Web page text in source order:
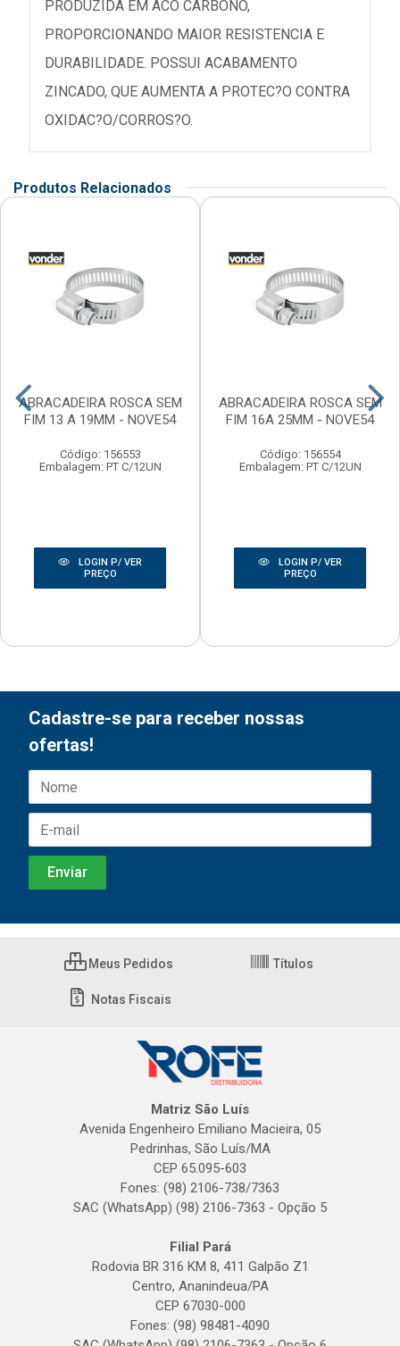
PRODUZIDA EM ACO CARBONO,
PROPORCIONANDO MAIOR RESISTENCIA E
DURABILIDADE. POSSUI ACABAMENTO
ZINCADO, QUE AUMENTA A PROTEC?O CONTRA
OXIDAC?O/CORROS?O.
Produtos Relacionados
ABRACADEIRA ROSCA SEM
FIM 13 A 19MM - NOVE54
Código: 156553
Embalagem: PT C/12UN
LOGIN P/ VER
PREÇO
ABRACADEIRA ROSCA SEM
FIM 16A 25MM - NOVE54
Código: 156554
Embalagem: PT C/12UN
LOGIN P/ VER
PREÇO
Cadastre-se para receber nossas
ofertas!
Meus Pedidos Títulos
Notas Fiscais
Matriz São Luís
Avenida Engenheiro Emiliano Macieira, 05
Pedrinhas, São Luís/MA
CEP 65.095-603
Fones: (98) 2106-738/7363
SAC (WhatsApp) (98) 2106-7363 - Opção 5
Filial Pará
Rodovia BR 316 KM 8, 411 Galpão Z1
Centro, Ananindeua/PA
CEP 67030-000
Fones: (98) 98481-4090